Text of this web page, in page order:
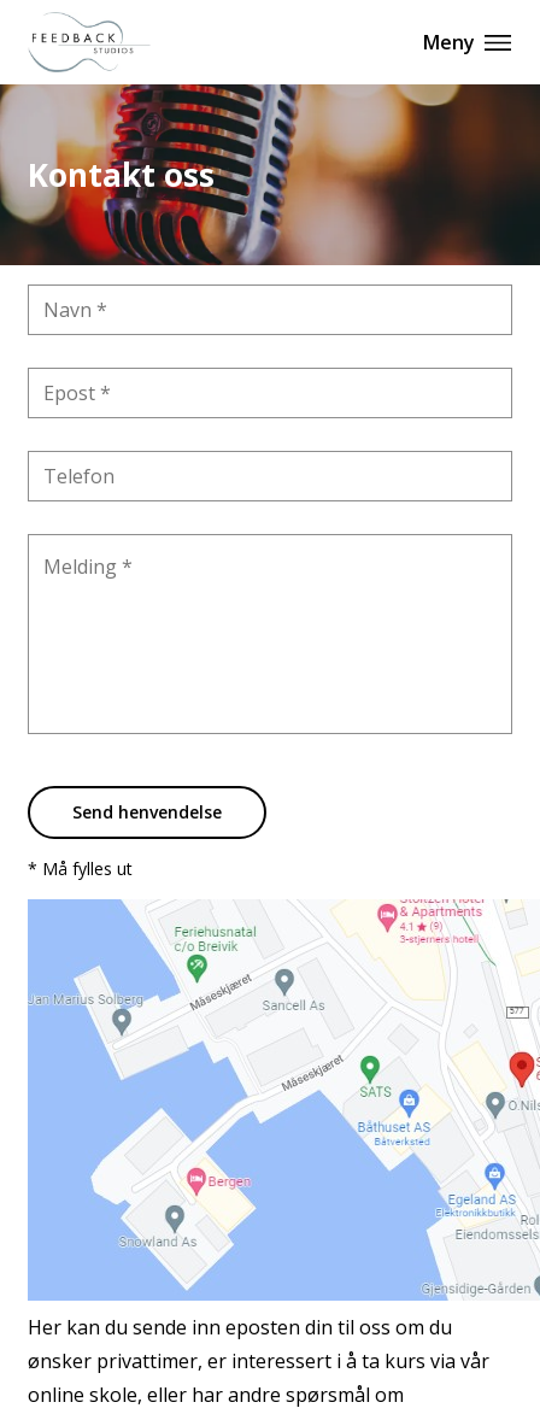
Meny
Kontakt oss
Her kan du sende inn eposten din til oss om du
ønsker privattimer, er interessert i å ta kurs via vår
online skole, eller har andre spørsmål om
Send henvendelse
* Må fylles ut